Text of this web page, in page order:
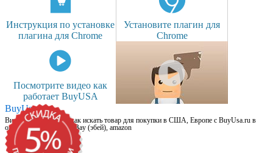
Инструкция по установке
плагина для Chrome
Установите плагин для
Chrome
Посмотрите видео как
работает BuyUSA
BuyUsa.ru
Видео для новичков: как искать товар для покупки в США, Европе с BuyUsa.ru в
онлайн магазинах, на eBay (эбей), amazon